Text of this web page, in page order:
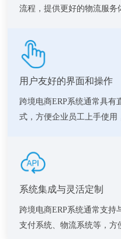
流程，提供更好的物流服务
用户友好的界面和操作
跨境电商ERP系统通常具有
式，方便企业员工上手使用
系统集成与灵活定制
跨境电商ERP系统通常支持
支付系统、物流系统等，方